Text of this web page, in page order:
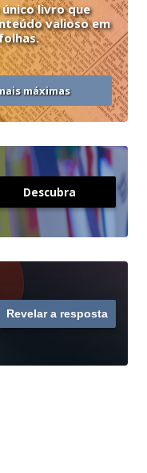
livro que
valioso em
máximas
Descubra
Revelar a resposta